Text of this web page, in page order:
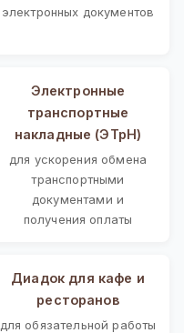
электронных документов
Электронные
транспортные
накладные (ЭТрН)
для ускорения обмена
транспортными
документами и
получения оплаты
Диадок для кафе и
ресторанов
для обязательной работы